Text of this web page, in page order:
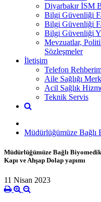
Diyarbakır İSM
Bilgi Güvenliği
Bilgi Güvenliği
Bilgi Güvenliği
Mevzuatlar,
Sözleşmeler
İletişim
Telefon
Aile Sağlığı
Acil Sağlık
Teknik Servis
Müdürlüğümüze Bağlı
Müdürlüğümüze Bağlı
Kapı ve Ahşap Dolap yapımı
11 Nisan 2023